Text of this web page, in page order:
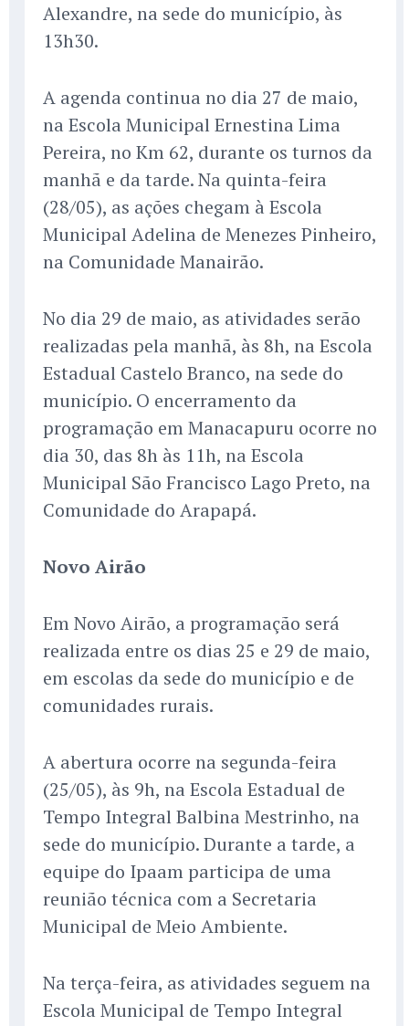
Alexandre, na sede do município, às
13h30.
A agenda continua no dia 27 de maio,
na Escola Municipal Ernestina Lima
Pereira, no Km 62, durante os turnos da
manhã e da tarde. Na quinta-feira
(28/05), as ações chegam à Escola
Municipal Adelina de Menezes Pinheiro,
na Comunidade Manairão.
No dia 29 de maio, as atividades serão
realizadas pela manhã, às 8h, na Escola
Estadual Castelo Branco, na sede do
município. O encerramento da
programação em Manacapuru ocorre no
dia 30, das 8h às 11h, na Escola
Municipal São Francisco Lago Preto, na
Comunidade do Arapapá.
Novo Airão
Em Novo Airão, a programação será
realizada entre os dias 25 e 29 de maio,
em escolas da sede do município e de
comunidades rurais.
A abertura ocorre na segunda-feira
(25/05), às 9h, na Escola Estadual de
Tempo Integral Balbina Mestrinho, na
sede do município. Durante a tarde, a
equipe do Ipaam participa de uma
reunião técnica com a Secretaria
Municipal de Meio Ambiente.
Na terça-feira, as atividades seguem na
Escola Municipal de Tempo Integral